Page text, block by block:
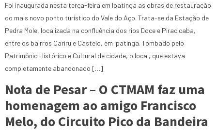
Foi inaugurada nesta terça-feira em Ipatinga as obras de restauração
do mais novo ponto turístico do Vale do Aço. Trata-se da Estação de
Pedra Mole, localizada na confluência dos rios Doce e Piracicaba,
entre os bairros Cariru e Castelo, em Ipatinga. Tombado pelo
Patrimônio Histórico e Cultural de cidade, o local, que estava
completamente abandonado […]
Nota de Pesar – O CTMAM faz uma
homenagem ao amigo Francisco
Melo, do Circuito Pico da Bandeira